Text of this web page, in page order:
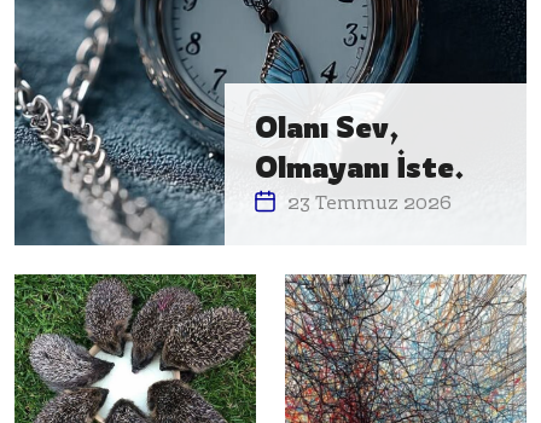
Olanı Sev,
Olmayanı İste.
23 Temmuz 2026